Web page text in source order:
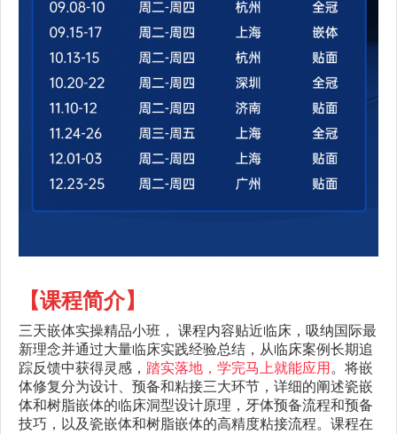
【课程简介】
三天嵌体实操精品小班， 课程内容贴近临床，吸纳国际最
新理念并通过大量临床实践经验总结，从临床案例长期追
踪反馈中获得灵感， 踏实落地，学完马上就能应用 。 将嵌
体修复分为设计、预备和粘接三大环节，详细的阐述瓷嵌
体和树脂嵌体的临床洞型设计原理，牙体预备流程和预备
技巧，以及瓷嵌体和树脂嵌体的高精度粘接流程。课程在